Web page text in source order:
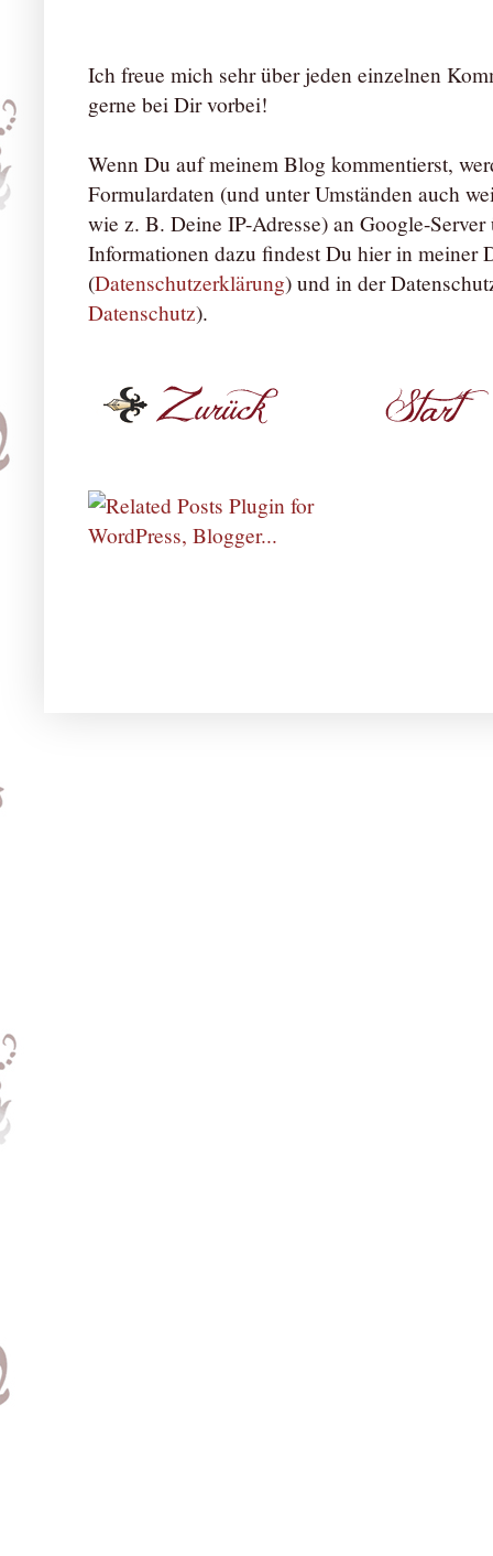
Ich freue mich sehr über jeden einzelnen
gerne bei Dir vorbei!
Wenn Du auf meinem Blog kommentierst,
Formulardaten (und unter Umständen auch
wie z. B. Deine IP-Adresse) an Google-
Informationen dazu findest Du hier in meiner
(Datenschutzerklärung) und in der
Datenschutz).